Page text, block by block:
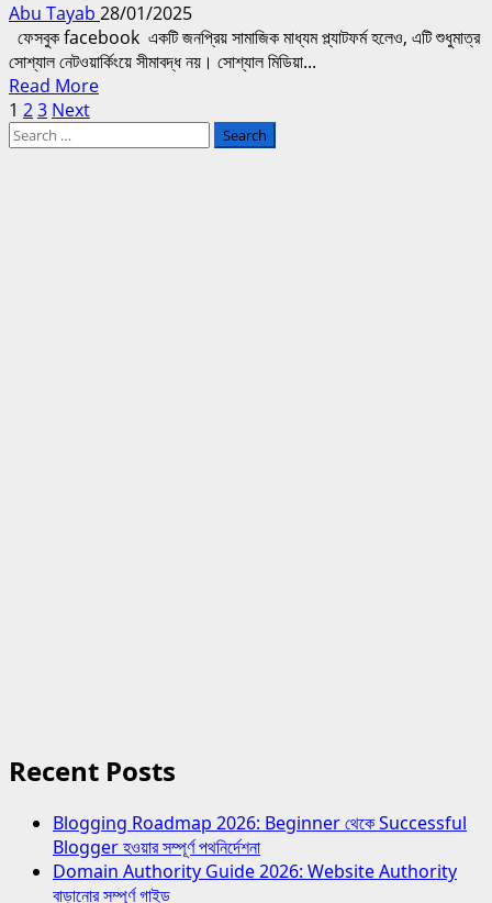
টিপস
Abu Tayab 28/01/2025
ফেসবুক facebook একটি জনপ্রিয় সামাজিক মাধ্যম প্ল্যাটফর্ম হলেও, এটি শুধুমাত্র
সোশ্যাল নেটওয়ার্কিংয়ে সীমাবদ্ধ নয়। সোশ্যাল মিডিয়া...
Read MoreRead
Posts
pagination
1 23 Next
Search
Recent Posts
Blogging Roadmap 2026: Beginner থেকে Successful
Blogger হওয়ার সম্পূর্ণ পথনির্দেশনা
Domain Authority Guide 2026: Website Authority
বাড়ানোর সম্পূর্ণ গাইড